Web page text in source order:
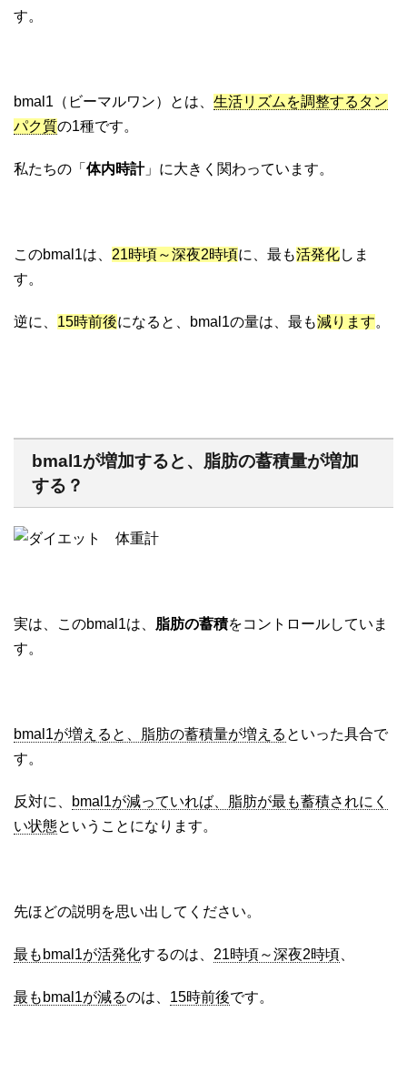
す。
bmal1（ビーマルワン）とは、 生活リズムを調整するタン
パク質の1種です。
私たちの「 体内時計」に大きく関わっています。
このbmal1は、 21時頃～深夜2時頃に、最も活発化しま
す。
逆に、 15時前後になると、bmal1の量は、最も減ります。
bmal1が増加すると、脂肪の蓄積量が増加
する？
実は、このbmal1は、 脂肪の蓄積をコントロールしていま
す。
bmal1が増えると、脂肪の蓄積量が増える といった具合で
す。
反対に、
bmal1が減っていれば、脂肪が最も蓄積されにく
い状態ということになります。
先ほどの説明を思い出してください。
最もbmal1が活発化するのは、 21時頃～深夜2時頃
最もbmal1が減るのは、 15時前後です。